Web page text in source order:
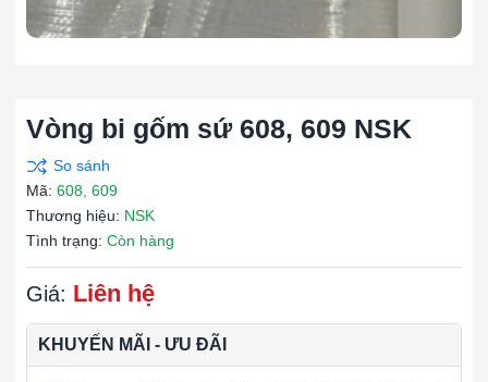
Vòng bi gốm sứ 608, 609 NSK
Mã: 608, 609
Thương hiệu: NSK
Tình trạng: Còn hàng
Giá: Liên hệ
KHUYẾN MÃI - ƯU ĐÃI